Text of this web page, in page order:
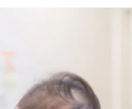
駅徒歩5分以内
16時以降スタート
夜勤のお仕事